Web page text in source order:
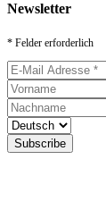
Newsletter
* Felder erforderlich